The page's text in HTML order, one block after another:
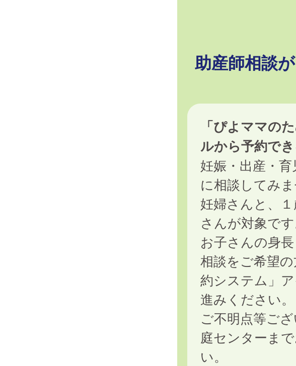
助産師相談
「ぴよママの
ルから予約で
妊娠・出産・
に相談してみ
妊婦さんと、
さんが対象です
お子さんの身
相談をご希望
約システム」
進みください。
ご不明点等ご
庭センターま
い。